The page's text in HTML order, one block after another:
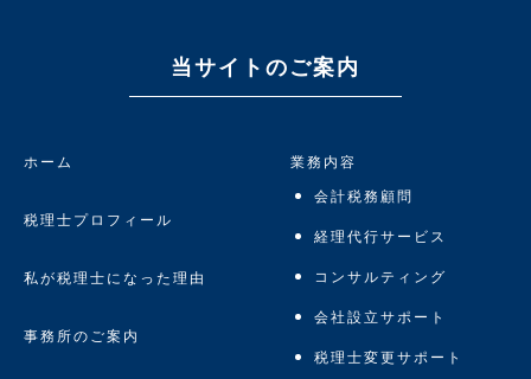
当サイトのご案内
ホーム
税理士プロフィール
私が税理士になった理由
事務所のご案内
業務内容
会計税務顧問
経理代行サービス
コンサルティング
会社設立サポート
税理士変更サポート